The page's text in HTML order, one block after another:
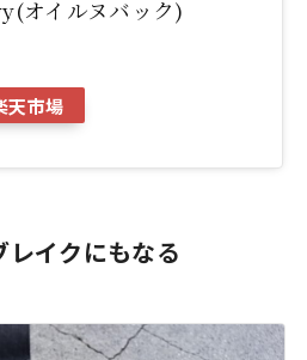
オイルヌバック)
天市場
レイクにもなる